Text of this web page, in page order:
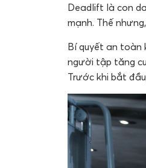
Deadlift là con
mạnh. Thế
Bí quyết an toàn
người tập tăng
Trước khi bắt